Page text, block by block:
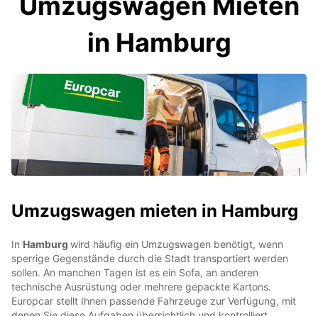
in Hamburg
Umzugswagen mieten in Hamburg
In Hamburg wird häufig ein Umzugswagen benötigt, wenn
sperrige Gegenstände durch die Stadt transportiert werden
sollen. An manchen Tagen ist es ein Sofa, an anderen
technische Ausrüstung oder mehrere gepackte Kartons.
Europcar stellt Ihnen passende Fahrzeuge zur Verfügung, mit